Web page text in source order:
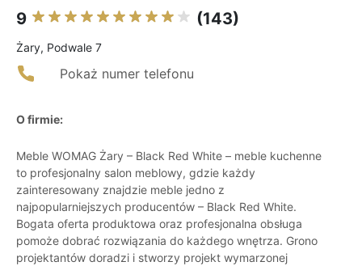
9 (143)
Żary, Podwale 7
Pokaż numer telefonu
O firmie:
Meble WOMAG Żary – Black Red White – meble kuchenne
to profesjonalny salon meblowy, gdzie każdy
zainteresowany znajdzie meble jedno z
najpopularniejszych producentów – Black Red White.
Bogata oferta produktowa oraz profesjonalna obsługa
pomoże dobrać rozwiązania do każdego wnętrza. Grono
projektantów doradzi i stworzy projekt wymarzonej